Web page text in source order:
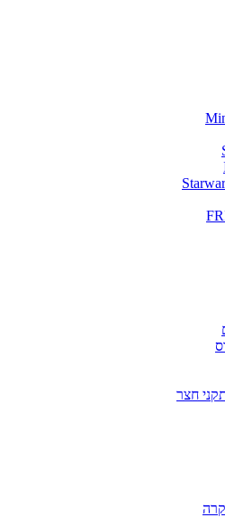
חצר